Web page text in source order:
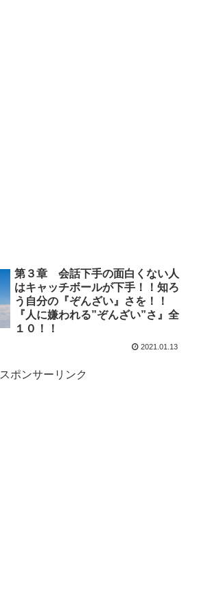
第３章 会話下手の面白くない人
はキャッチボールが下手！！知ろ
う自分の『ぞんざい』さを！！
『人に嫌われる”ぞんざい”さ』全
１０！！
2021.01.13
スポンサーリンク